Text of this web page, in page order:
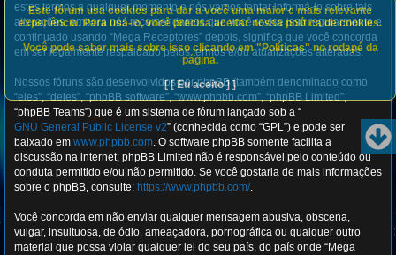
estes termos a qualquer momento e nós vamos tentar informá-lo sobre tais
alterações, embora nós recomendamos que você revise isso regularmente e
continuado usando “Mega Receptores” depois, significa que você concorda
em ser legalmente respaldado pelos termos e/ou atualizações alteradas.
Nossos fóruns são desenvolvidos por phpBB (também denominado como
“eles”, “deles”, “phpBB software”, “www.phpbb.com”, “phpBB Limited”,
“phpBB Teams”) que é um sistema de fórum lançado sob a “
GNU General Public License v2” (conhecida como “GPL”) e pode ser
baixado em www.phpbb.com. O software phpBB somente facilita a
discussão na internet; phpBB Limited não é responsável pelo conteúdo ou
conduta permitido e/ou não permitido. Se você gostaria de mais informações
sobre o phpBB, consulte: https://www.phpbb.com/.
Você concorda em não enviar qualquer mensagem abusiva, obscena,
vulgar, insultuosa, de ódio, ameaçadora, pornográfica ou qualquer outro
material que possa violar qualquer lei do seu país, do país onde “Mega
Este fórum usa cookies para dar a você uma maior e mais relevante
experiência. Para usá-lo, você precisa aceitar nossa política de cookies.
Você pode saber mais sobre isso clicando em "Políticas" no rodapé da
página.
[ [ Eu aceito ] ]